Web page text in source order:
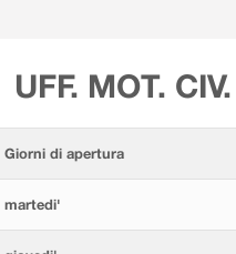
UFF. MOT.
Giorni di apertura
martedi'